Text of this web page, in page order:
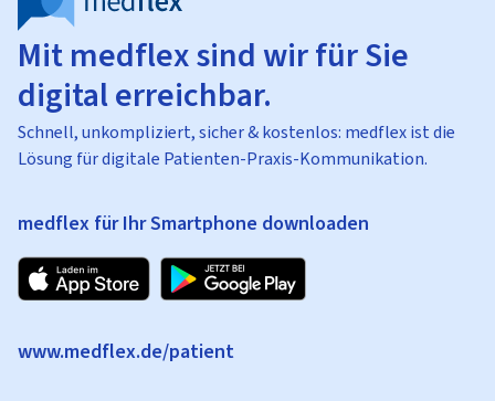
Mit medflex sind wir für Sie
digital erreichbar.
Schnell, unkompliziert, sicher & kostenlos: medflex ist die
Lösung für digitale Patienten-Praxis-Kommunikation.
medflex für Ihr Smartphone downloaden
www.medflex.de/patient